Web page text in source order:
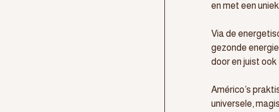
en met een
Via de
gezonde
door en juist ook
Américo’s
universele,